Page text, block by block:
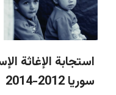
استجابة الإغاثة
سوريا 2012-2014